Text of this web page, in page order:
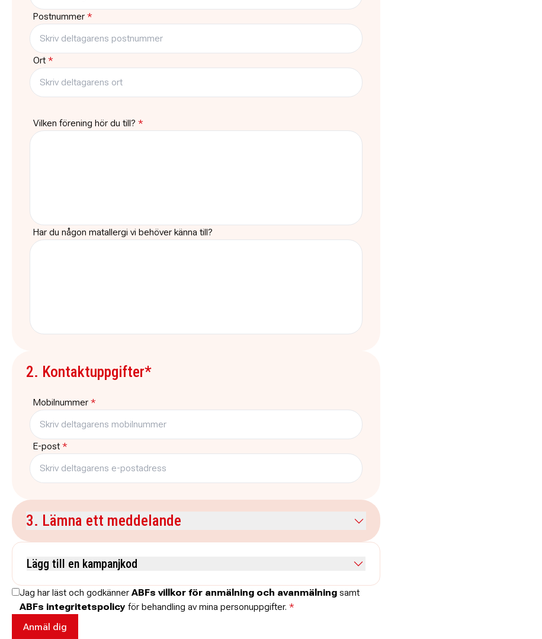
Postnummer *
Ort *
Vilken förening hör du till? *
Har du någon matallergi vi behöver känna till?
2. Kontaktuppgifter*
Mobilnummer *
E-post *
3. Lämna ett meddelande
Lägg till en kampanjkod
Skriv koden utan mellanslag och skriv stora och små bokstäver när de anges.
Jag har läst och godkänner ABFs villkor för anmälning och avanmälning samt
ABFs integritetspolicy för behandling av mina personuppgifter. *